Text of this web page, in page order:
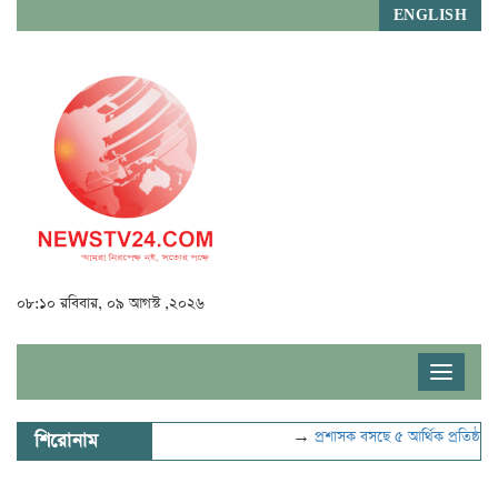
ENGLISH
০৮:১০ রবিবার, ০৯ আগস্ট ,২০২৬
Toggle
শিরোনাম → প্রশাসক বসছে ৫ আর্থিক প্রতিষ্ঠানে